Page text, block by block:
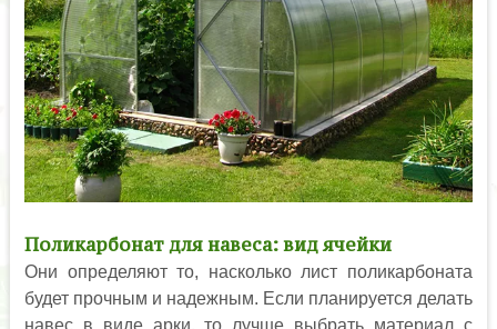
Поликарбонат для навеса: вид ячейки
Они определяют то, насколько лист поликарбоната
будет прочным и надежным. Если планируется делать